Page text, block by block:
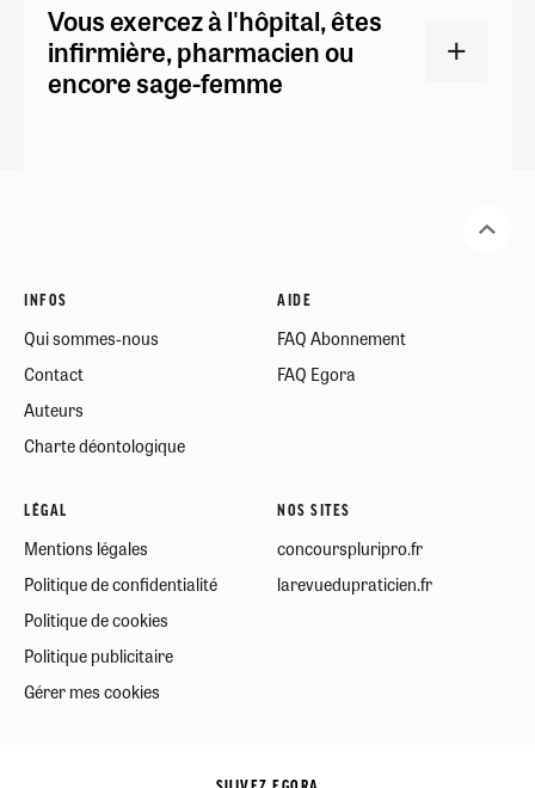
Vous exercez à l'hôpital, êtes
infirmière, pharmacien ou
encore sage-femme
INFOS
Qui sommes-nous
Contact
Auteurs
Charte déontologique
AIDE
FAQ Abonnement
FAQ Egora
LÉGAL
Mentions légales
Politique de confidentialité
Politique de cookies
Politique publicitaire
Gérer mes cookies
NOS SITES
concourspluripro.fr
larevuedupraticien.fr